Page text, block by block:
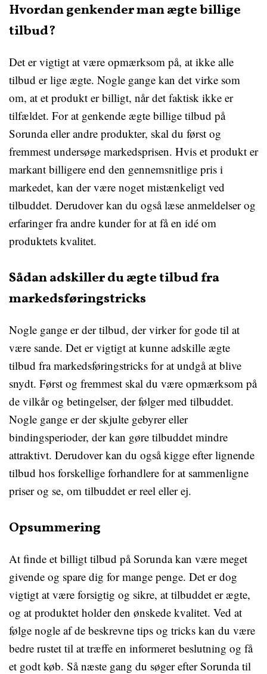
Hvordan genkender man ægte billige
tilbud?
Det er vigtigt at være opmærksom på, at ikke alle
tilbud er lige ægte. Nogle gange kan det virke som
om, at et produkt er billigt, når det faktisk ikke er
tilfældet. For at genkende ægte billige tilbud på
Sorunda eller andre produkter, skal du først og
fremmest undersøge markedsprisen. Hvis et produkt er
markant billigere end den gennemsnitlige pris i
markedet, kan der være noget mistænkeligt ved
tilbuddet. Derudover kan du også læse anmeldelser og
erfaringer fra andre kunder for at få en idé om
produktets kvalitet.
Sådan adskiller du ægte tilbud fra
markedsføringstricks
Nogle gange er der tilbud, der virker for gode til at
være sande. Det er vigtigt at kunne adskille ægte
tilbud fra markedsføringstricks for at undgå at blive
snydt. Først og fremmest skal du være opmærksom på
de vilkår og betingelser, der følger med tilbuddet.
Nogle gange er der skjulte gebyrer eller
bindingsperioder, der kan gøre tilbuddet mindre
attraktivt. Derudover kan du også kigge efter lignende
tilbud hos forskellige forhandlere for at sammenligne
priser og se, om tilbuddet er reel eller ej.
Opsummering
At finde et billigt tilbud på Sorunda kan være meget
givende og spare dig for mange penge. Det er dog
vigtigt at være forsigtig og sikre, at tilbuddet er ægte,
og at produktet holder den ønskede kvalitet. Ved at
følge nogle af de beskrevne tips og tricks kan du være
bedre rustet til at træffe en informeret beslutning og få
et godt køb. Så næste gang du søger efter Sorunda til